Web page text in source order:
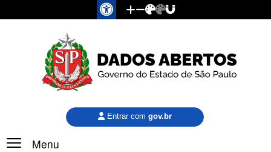
Pular para o conteúdo principal
Menu
Entrar com gov.br